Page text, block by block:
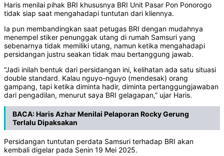
Haris menilai pihak BRI khususnya BRI Unit Pasar Pon Ponorogo
tidak siap saat mengahadapi tuntutan dari kliennya.
Ia pun membandingkan saat petugas BRI dengan mudahnya
menempel stiker penunggak utang di rumah Samsuri yang
sebenarnya tidak memiliki utang, namun ketika mengahadapi
persidangan justru seakan tidak mau bertanggung jawab.
“Jadi inilah bentuk dari persidangan ini, kelihatan ada satu situasi
double standard. Kalau nguyo-nguyo (mendesak) orang
gampang, tapi ketika diminta hadir, diminta pertanggungjawaban
dari pengadilan, menurut saya BRI gelagapan,” ujar Haris.
BACA:Haris Azhar Menilai Pelaporan Rocky Gerung
Terlalu Dipaksakan
Persidangan tuntutan perdata Samsuri terhadap BRI akan
kembali digelar pada Senin 19 Mei 2025.